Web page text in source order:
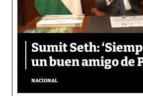
Sumit Seth:
un buen amigo de
NACIONAL